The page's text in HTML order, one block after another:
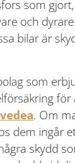
som
och
bilar är
som
för
. Om
dem ingår
skydd